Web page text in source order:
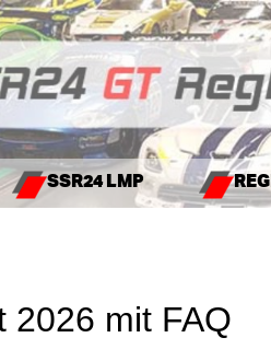
SSR24 LMP
2026 mit FAQ